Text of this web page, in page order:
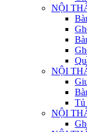
NỘI
NỘI
Tủ
NỘI